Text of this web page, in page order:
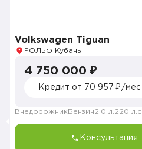
Volkswagen Tiguan
РОЛЬФ Кубань
4 750 000 ₽
Кредит от 70 957 ₽/мес
Внедорожник Бензин2.0 л. 220 л.с.
Консультация